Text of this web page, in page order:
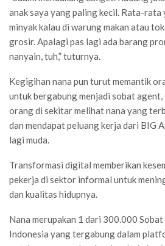
anak saya yang paling kecil. Rata-rata
minyak kalau di warung makan atau
grosir. Apalagi pas lagi ada barang
nanyain, tuh,” tuturnya.
Kegigihan nana pun turut memantik
untuk bergabung menjadi sobat
orang di sekitar melihat nana yang
dan mendapat peluang kerja dari BIG
lagi muda.
Transformasi digital memberikan
pekerja di sektor informal untuk
dan kualitas hidupnya.
Nana merupakan 1 dari 300.000
Indonesia yang tergabung dalam